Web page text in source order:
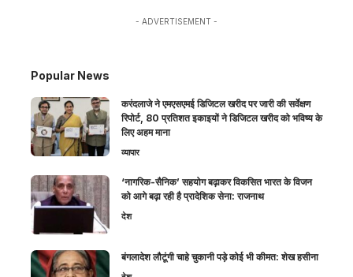
- ADVERTISEMENT -
Popular News
करंदलाजे ने एमएसएमई डिजिटल खरीद पर जारी की सर्वेक्षण
रिपोर्ट, 80 प्रतिशत इकाइयों ने डिजिटल खरीद को भविष्य के
लिए अहम माना
व्यापार
‘नागरिक-सैनिक’ सहयोग बढ़ाकर विकसित भारत के विजन
को आगे बढ़ा रही है प्रादेशिक सेना: राजनाथ
देश
बंगलादेश लौटूंगी चाहे चुकानी पड़े कोई भी कीमत: शेख हसीना